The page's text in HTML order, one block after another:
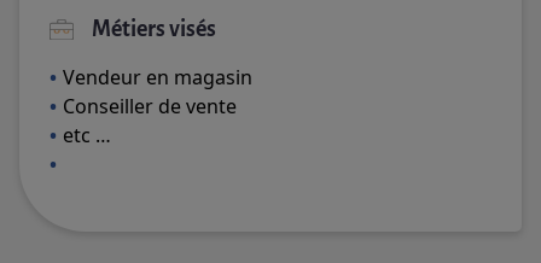
Métiers visés
Vendeur en magasin
Conseiller de vente
etc …